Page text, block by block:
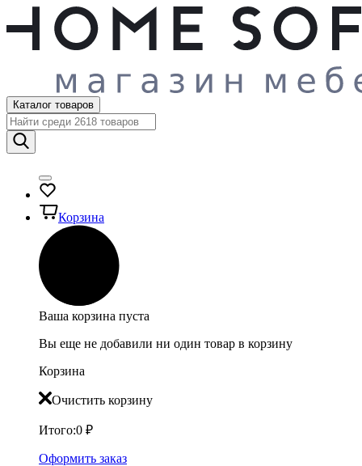
Каталог товаров
Корзина
Ваша корзина пуста
Вы еще не добавили ни один товар в корзину
Корзина
Очистить корзину
Итого:0 ₽
Оформить заказ